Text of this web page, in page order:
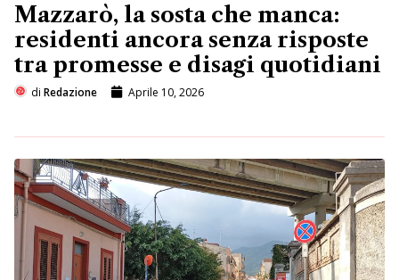
Mazzarò, la sosta che manca:
residenti ancora senza risposte
tra promesse e disagi quotidiani
di Redazione Aprile 10, 2026